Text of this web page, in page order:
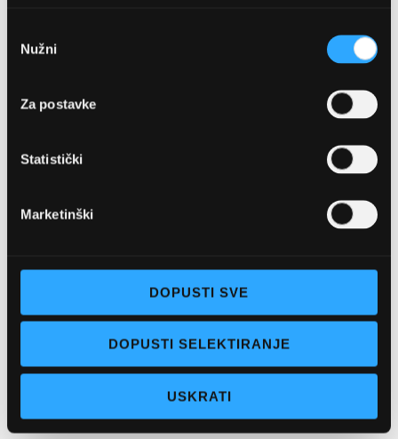
pristanka
Nužni
Za postavke
Statistički
Marketinški
DOPUSTI SVE
DOPUSTI SELEKTIRANJE
USKRATI
Pon - pet: 07 - 21h,
Sub: 07-21h
webshop@optikanjego.hr